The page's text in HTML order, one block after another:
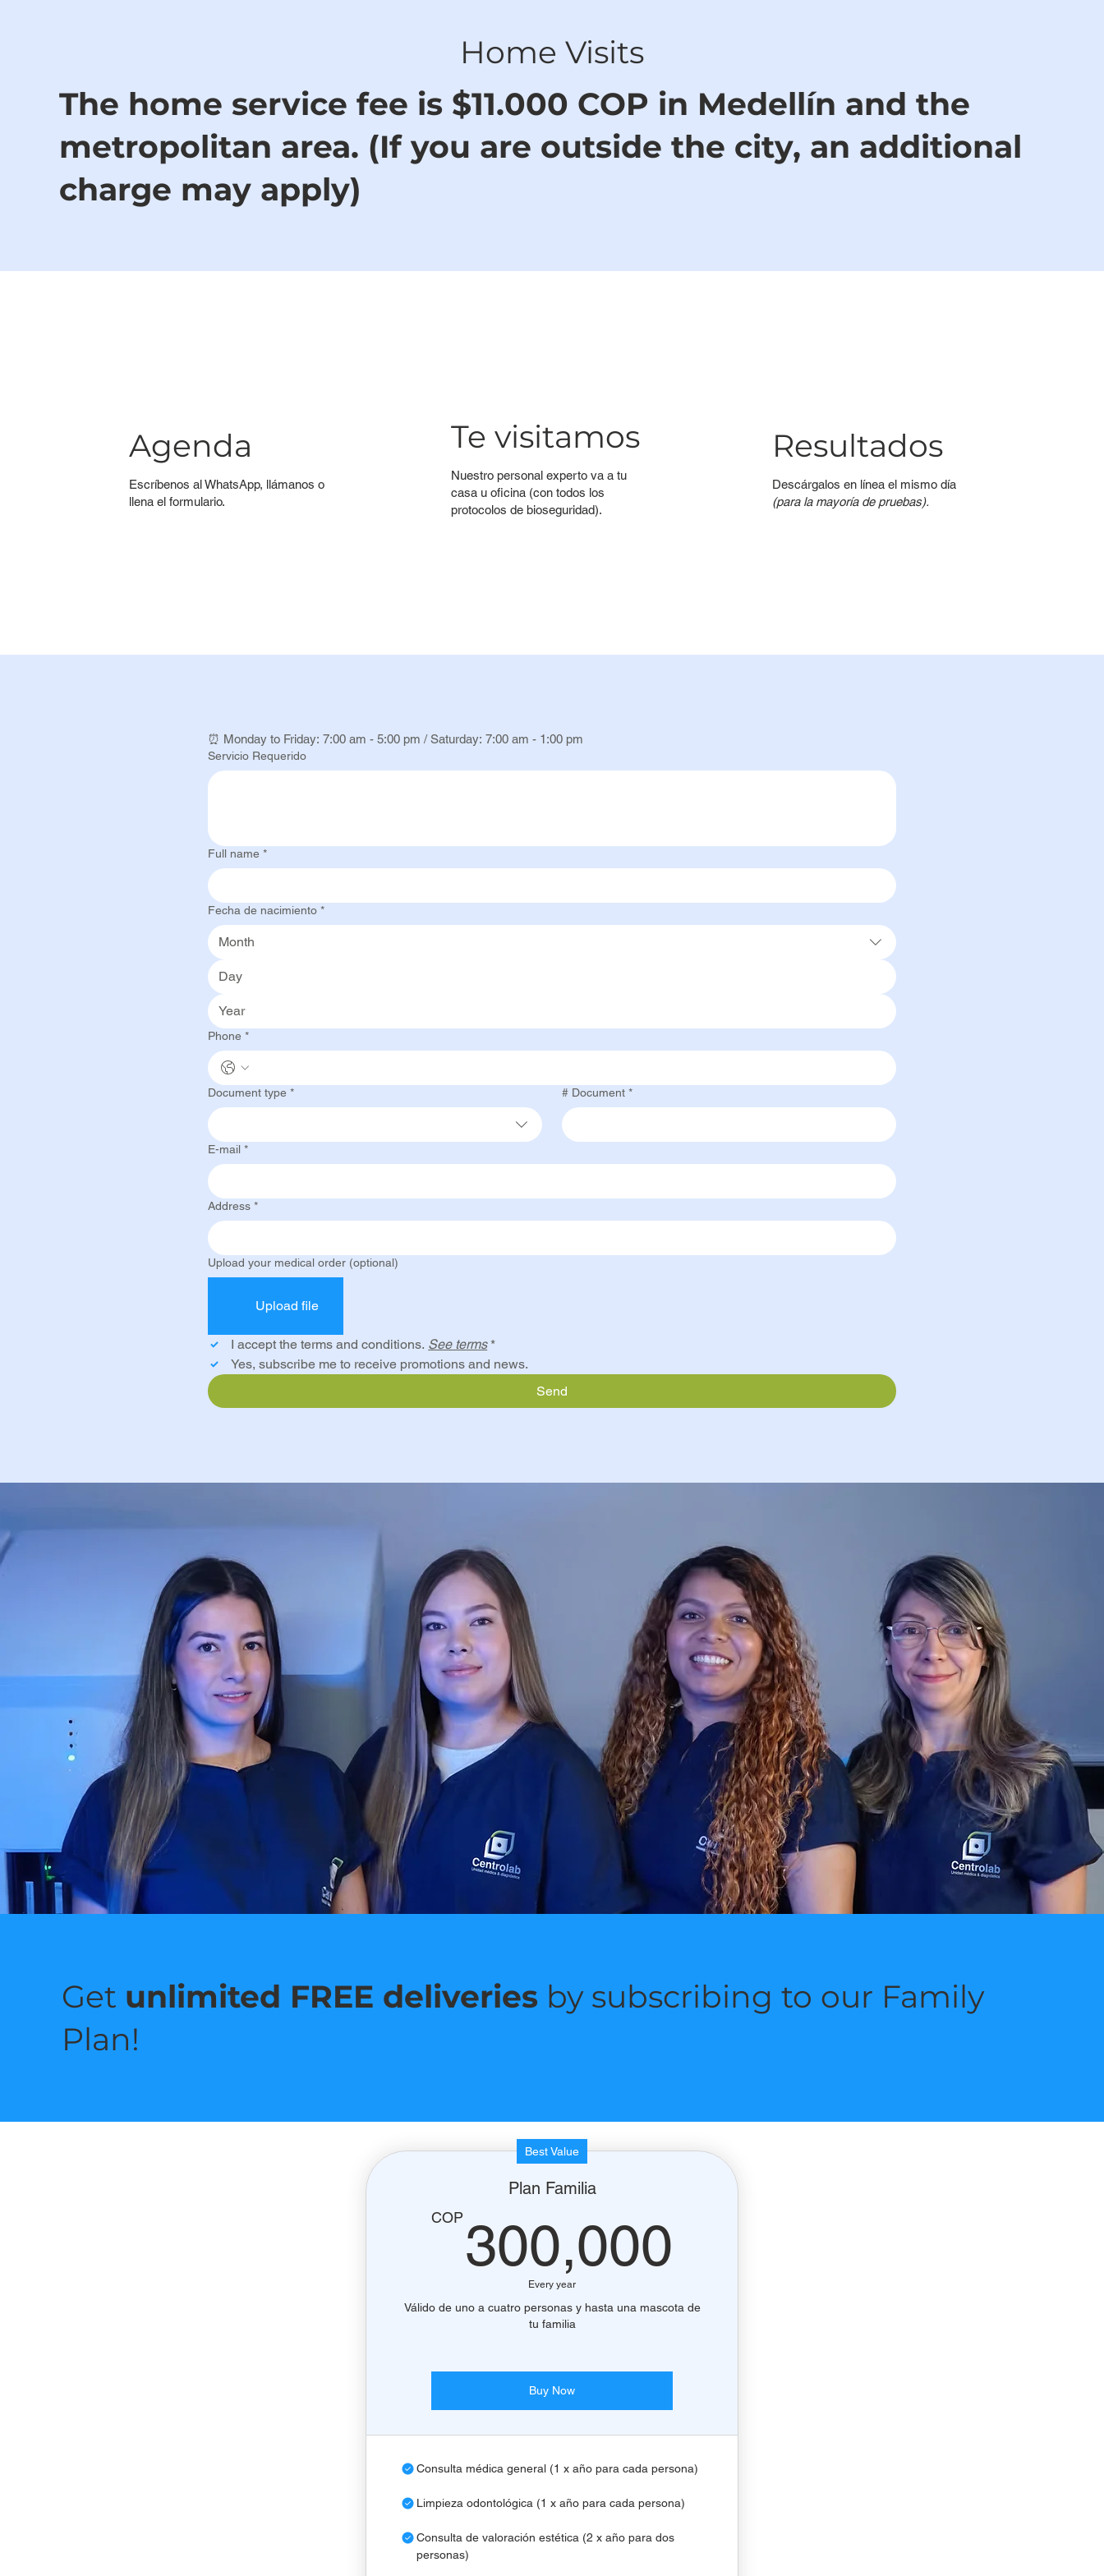
Home Visits
The home service fee is $11.000 COP in Medellín and the
metropolitan area. (If you are outside the city, an additional
charge may apply)
Agenda
Escríbenos al WhatsApp, llámanos o
llena el formulario.
Te visitamos
Nuestro personal experto va a tu
casa u oficina (con todos los
protocolos de bioseguridad).
Resultados
Descárgalos en línea el mismo día
(para la mayoría de pruebas).
⏰ Monday to Friday: 7:00 am - 5:00 pm / Saturday: 7:00 am - 1:00 pm
Servicio Requerido
Full name *
Fecha de nacimiento *
Month
Phone *
Document type * # Document *
E-mail *
Address *
Upload your medical order (optional)
Upload file
I accept the terms and conditions. See terms *
Yes, subscribe me to receive promotions and news.
Send
Get unlimited FREE deliveriesby subscribing to our Family
Plan!
Best Value
Plan Familia
COP300,000
Every year
Válido de uno a cuatro personas y hasta una mascota de
tu familia
Buy Now
Consulta médica general (1 x año para cada persona)
Limpieza odontológica (1 x año para cada persona)
Consulta de valoración estética (2 x año para dos
personas)